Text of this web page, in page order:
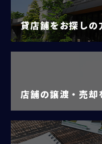
貸店舗をお探しの
店舗の譲渡・売却